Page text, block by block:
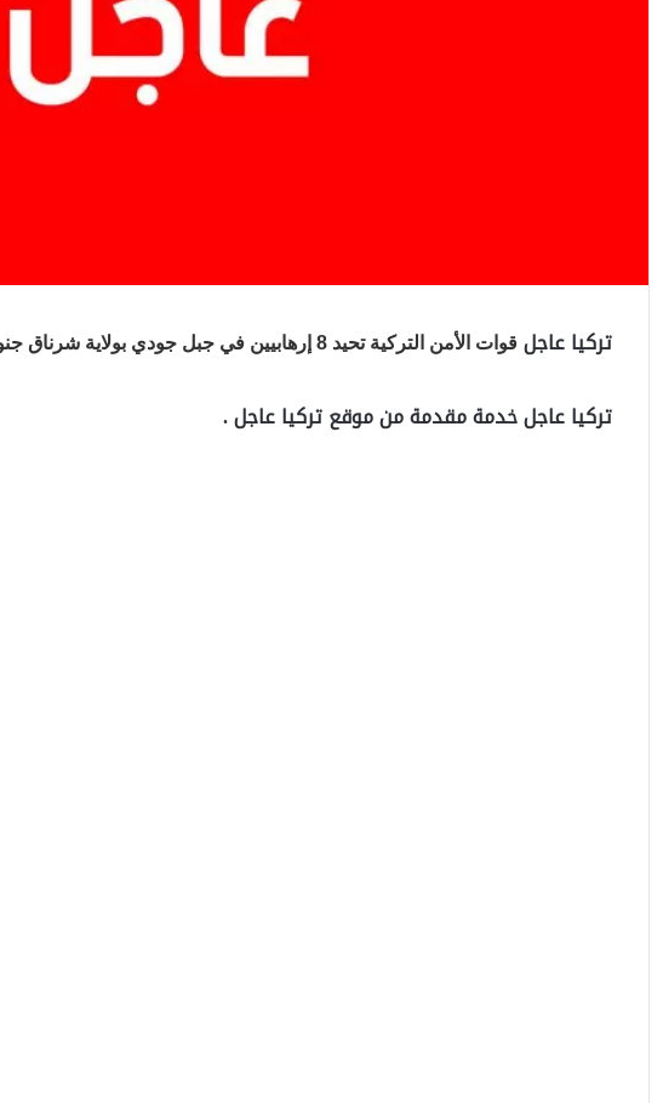
تركيا عاجل قوات الأمن التركية تحيد 8 إرهابيين في جبل جودي بولاية شرناق جنوب شرق البلاد
تركيا عاجل خدمة مقدمة من موقع تركيا عاجل .